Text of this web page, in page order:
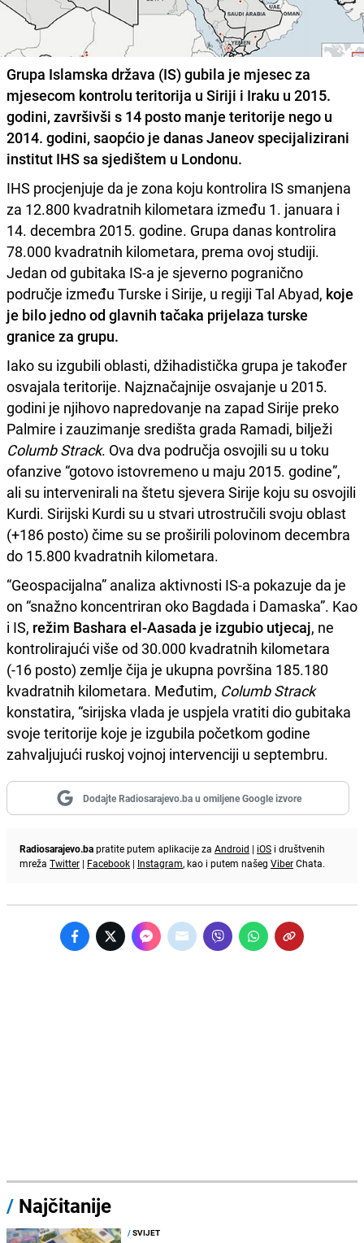
Grupa Islamska država (IS)gubila je mjesec za
mjesecom kontrolu teritorija u Siriji i Iraku u 2015.
godini, završivši s 14 posto manje teritorije nego u
2014. godini, saopćio je danas Janeov specijalizirani
institut IHS sa sjedištem u Londonu.
IHS procjenjuje da je zona koju kontrolira IS smanjena
za 12.800 kvadratnih kilometara između 1. januara i
14. decembra 2015. godine. Grupa danas kontrolira
78.000 kvadratnih kilometara, prema ovoj studiji.
Jedan od gubitaka IS-a je sjeverno pogranično
područje između Turske i Sirije, u regiji Tal Abyad, koje
je bilo jedno od glavnih tačaka prijelaza turske
granice za grupu.
Iako su izgubili oblasti, džihadistička grupa je također
osvajala teritorije. Najznačajnije osvajanje u 2015.
godini je njihovo napredovanje na zapad Sirije preko
Palmire i zauzimanje središta grada Ramadi, bilježi
Columb Strack. Ova dva područja osvojili su u toku
ofanzive “gotovo istovremeno u maju 2015. godine”,
ali su intervenirali na štetu sjevera Sirije koju su osvojili
Kurdi. Sirijski Kurdi su u stvari utrostručili svoju oblast
(+186 posto) čime su se proširili polovinom decembra
do 15.800 kvadratnih kilometara.
“Geospacijalna” analiza aktivnosti IS-a pokazuje da je
on “snažno koncentriran oko Bagdada i Damaska”. Kao
i IS, režim Bashara el-Aasada je izgubio utjecaj, ne
kontrolirajući više od 30.000 kvadratnih kilometara
(-16 posto) zemlje čija je ukupna površina 185.180
kvadratnih kilometara. Međutim, Columb Strack
konstatira, “sirijska vlada je uspjela vratiti dio gubitaka
svoje teritorije koje je izgubila početkom godine
zahvaljujući ruskoj vojnoj intervenciji u septembru.
Dodajte Radiosarajevo.ba u omiljene Google izvore
Radiosarajevo.bapratite putem aplikacije za Android | iOS i društvenih
mreža Twitter | Facebook | Instagram, kao i putem našeg ViberChata.
/ Najčitanije
/SVIJET